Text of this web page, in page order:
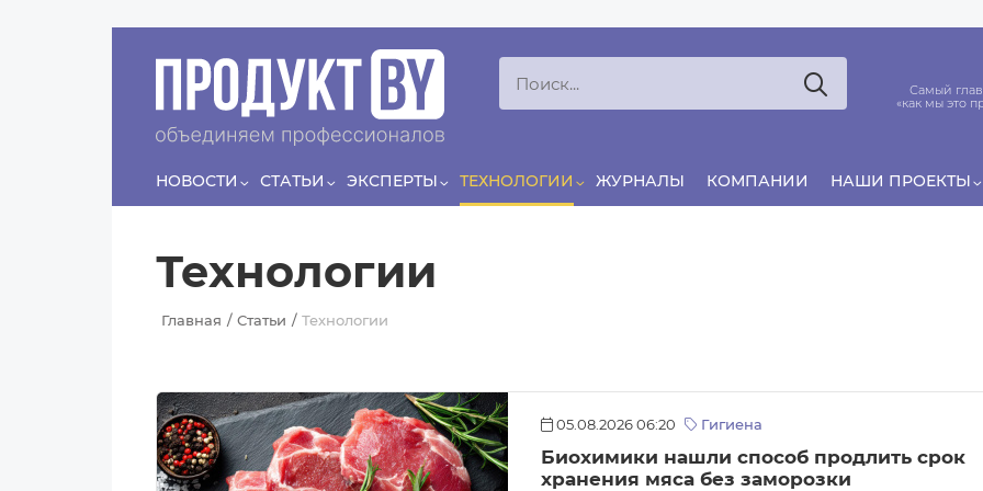
СергейЛЯШКО
Если у нас есть беспривязь, все животные
чипированы и есть программа-планировщик, на
проведение…
Принято считать, что еда — источник удовольствия,
вокруг…
Самый
«как мы это
НОВОСТИ СТАТЬИ ЭКСПЕРТЫ ТЕХНОЛОГИИ ЖУРНАЛЫ КОМПАНИИ НАШИ ПРОЕКТЫ
Технологии
Главная Статьи Технологии
05.08.2026 06:20 Гигиена
Биохимики нашли способ продлить срок
хранения мяса без заморозки